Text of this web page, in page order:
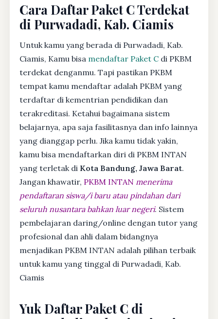
Cara Daftar Paket C Terdekat
di Purwadadi, Kab. Ciamis
Untuk kamu yang berada di Purwadadi, Kab.
Ciamis, Kamu bisa mendaftar Paket C di PKBM
terdekat denganmu. Tapi pastikan PKBM
tempat kamu mendaftar adalah PKBM yang
terdaftar di kementrian pendidikan dan
terakreditasi. Ketahui bagaimana sistem
belajarnya, apa saja fasilitasnya dan info lainnya
yang dianggap perlu. Jika kamu tidak yakin,
kamu bisa mendaftarkan diri di PKBM INTAN
yang terletak di Kota Bandung, Jawa Barat.
Jangan khawatir, PKBM INTAN menerima
pendaftaran siswa/i baru atau pindahan dari
seluruh nusantara bahkan luar negeri. Sistem
pembelajaran daring/online dengan tutor yang
profesional dan ahli dalam bidangnya
menjadikan PKBM INTAN adalah pilihan terbaik
untuk kamu yang tinggal di Purwadadi, Kab.
Ciamis
Yuk Daftar Paket C di